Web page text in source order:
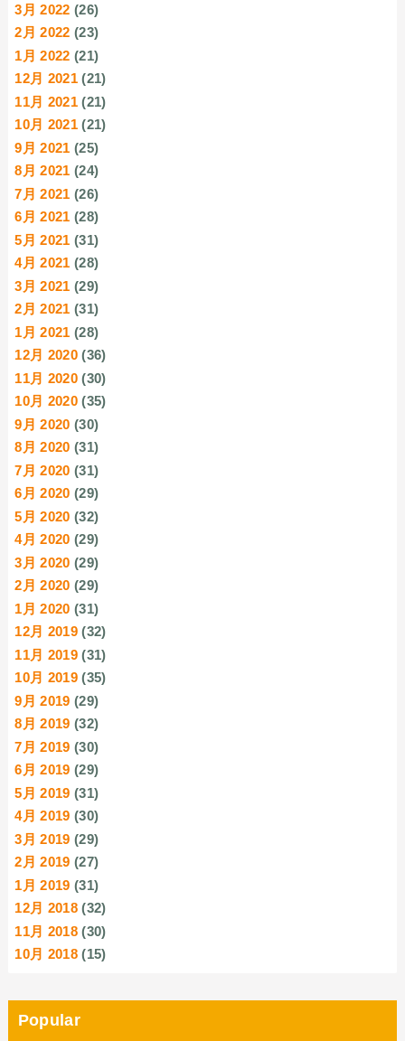
3月 2022 (26)
2月 2022 (23)
1月 2022 (21)
12月 2021 (21)
11月 2021 (21)
10月 2021 (21)
9月 2021 (25)
8月 2021 (24)
7月 2021 (26)
6月 2021 (28)
5月 2021 (31)
4月 2021 (28)
3月 2021 (29)
2月 2021 (31)
1月 2021 (28)
12月 2020 (36)
11月 2020 (30)
10月 2020 (35)
9月 2020 (30)
8月 2020 (31)
7月 2020 (31)
6月 2020 (29)
5月 2020 (32)
4月 2020 (29)
3月 2020 (29)
2月 2020 (29)
1月 2020 (31)
12月 2019 (32)
11月 2019 (31)
10月 2019 (35)
9月 2019 (29)
8月 2019 (32)
7月 2019 (30)
6月 2019 (29)
5月 2019 (31)
4月 2019 (30)
3月 2019 (29)
2月 2019 (27)
1月 2019 (31)
12月 2018 (32)
11月 2018 (30)
10月 2018 (15)
Popular